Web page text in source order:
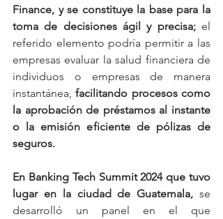
Finance, y se constituye la base para la
toma de decisiones ágil y precisa; el
referido elemento podría permitir a las
empresas evaluar la salud financiera de
individuos o empresas de manera
instantánea, facilitando procesos como
la aprobación de préstamos al instante
o la emisión eficiente de pólizas de
seguros.
En Banking Tech Summit 2024 que tuvo
lugar en la ciudad de Guatemala, se
desarrolló un panel en el que